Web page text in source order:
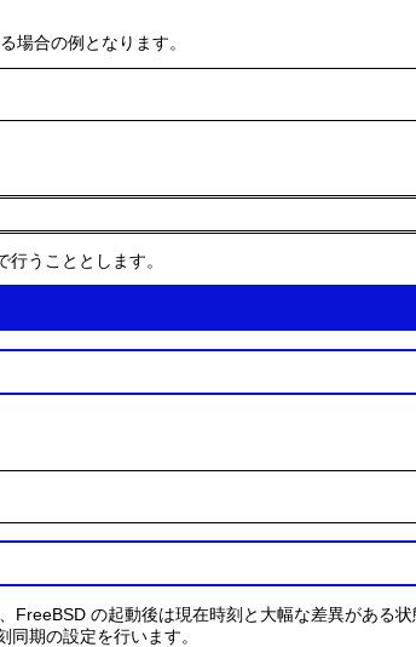
場合の例となります。
うこととします。
の起動後は現在時刻と大幅な差異がある状
期の設定を行います。